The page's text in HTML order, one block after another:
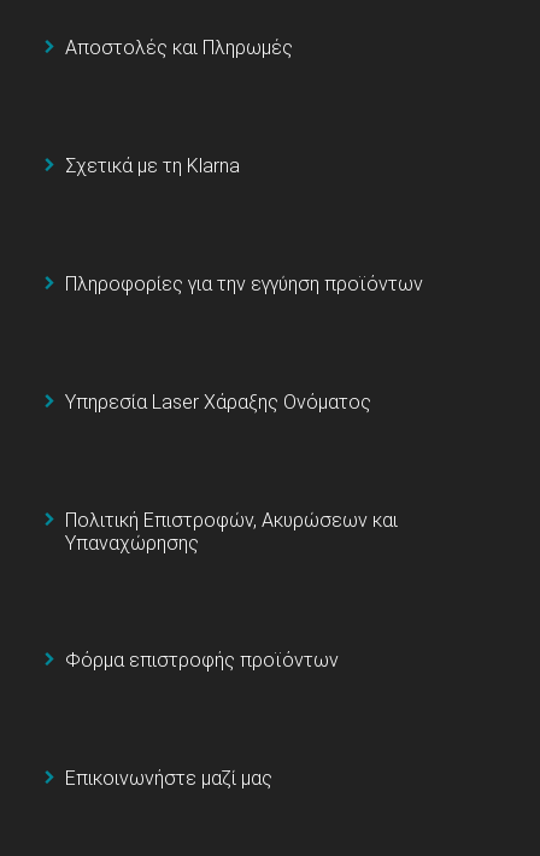
Αποστολές και Πληρωμές
Σχετικά με τη Klarna
Πληροφορίες για την εγγύηση προϊόντων
Υπηρεσία Laser Χάραξης Ονόματος
Πολιτική Επιστροφών, Ακυρώσεων και
Υπαναχώρησης
Φόρμα επιστροφής προϊόντων
Επικοινωνήστε μαζί μας